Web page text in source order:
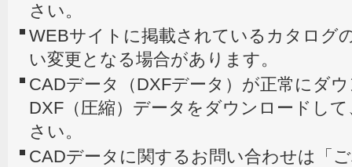
さい。
WEBサイトに掲載されているカタログ
い変更となる場合があります。
CADデータ（DXFデータ）が正常にダ
DXF（圧縮）データをダウンロードし
さい。
CADデータに関するお問い合わせは「